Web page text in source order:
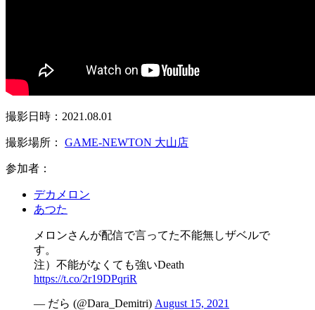
撮影日時：2021.08.01
撮影場所： GAME-NEWTON 大山店
参加者：
デカメロン
あつた
メロンさんが配信で言ってた不能無しザベルで
す。
注）不能がなくても強いDeath
https://t.co/2r19DPqriR
— だら (@Dara_Demitri) August 15, 2021